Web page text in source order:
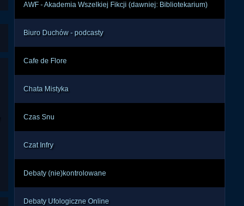
AWF - Akademia Wszelkiej Fikcji (dawniej: Bibliotekarium)
Biuro Duchów - podcasty
Cafe de Flore
Chata Mistyka
Czas Snu
Czat Infry
Debaty (nie)kontrolowane
Debaty Ufologiczne Online